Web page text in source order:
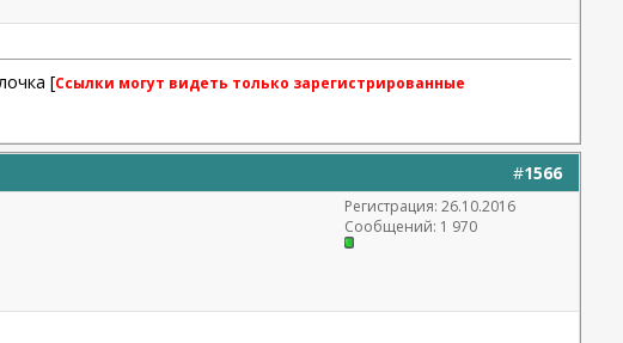
[Ссылки могут видеть только зарегистрированные
#1566
Регистрация: 26.10.2016
Сообщений: 1 970